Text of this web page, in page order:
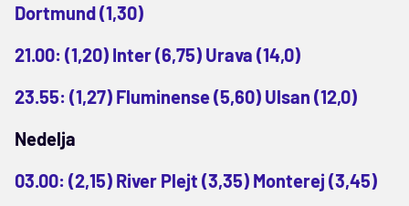
Dortmund (1,30)
21.00: (1,20) Inter (6,75) Urava (14,0)
23.55: (1,27) Fluminense (5,60) Ulsan (12,0)
Nedelja
03.00: (2,15) River Plejt (3,35) Monterej (3,45)